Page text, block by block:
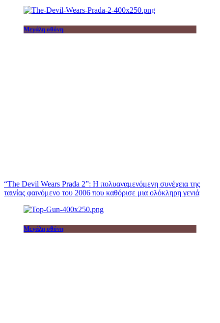
Μεγάλη οθόνη
“The Devil Wears Prada 2”: Η πολυαναμενόμενη συνέχεια της
ταινίας φαινόμενο του 2006 που καθόρισε μια ολόκληρη γενιά
Μεγάλη οθόνη